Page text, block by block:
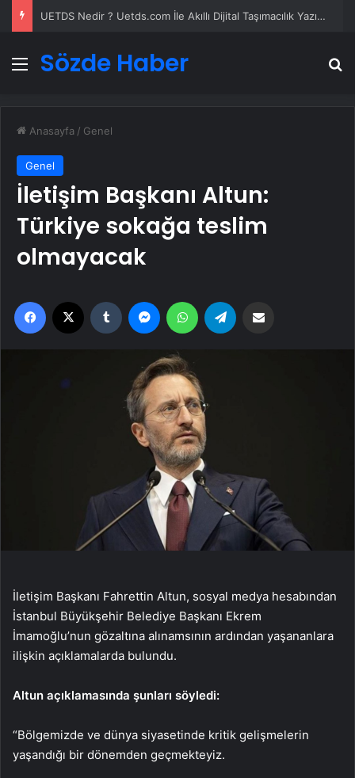
Datahost İle Güvenilir Sunucu Hizmetleri
Menü
Sözde Haber
Anasayfa / Genel
Genel
İletişim Başkanı Altun:
Türkiye sokağa teslim
olmayacak
Facebook Tumblr MessengerWhatsApp
İletişim Başkanı Fahrettin Altun, sosyal medya hesabından
İstanbul Büyükşehir Belediye Başkanı Ekrem
İmamoğlu’nun gözaltına alınamsının ardından yaşananlara
ilişkin açıklamalarda bulundu.
Altun açıklamasında şunları söyledi:
“Bölgemizde ve dünya siyasetinde kritik gelişmelerin
yaşandığı bir dönemden geçmekteyiz.